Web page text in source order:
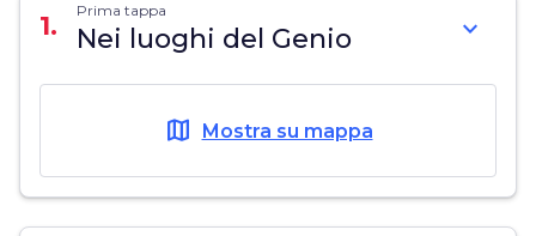
1. Prima tappa
Nei luoghi del Genio expand_more
map Mostra su mappa